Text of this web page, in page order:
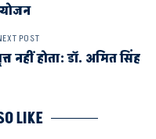
POST
नहीं होता: डाॅ. अमित सिंह
LIKE